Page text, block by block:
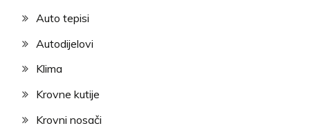
Auto tepisi
Autodijelovi
Klima
Krovne kutije
Krovni nosači